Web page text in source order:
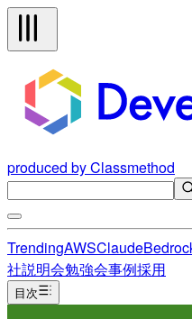
produced by Classmethod
TrendingAWSClaude
社説明会勉強会事例採用
目次